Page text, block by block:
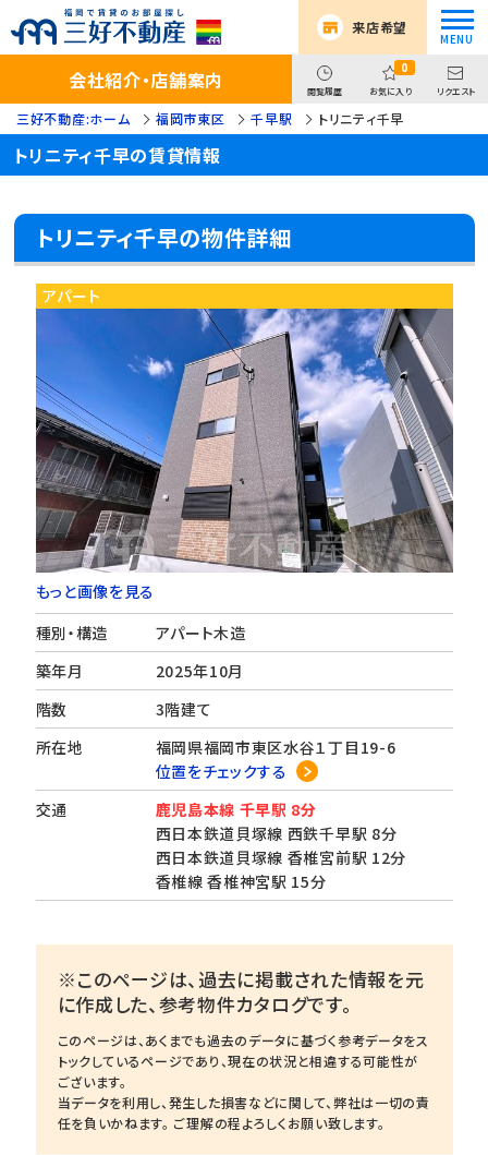
来店希望
会社紹介・店舗案内 閲覧履歴
0
お気に入り リクエスト
三好不動産:ホーム 福岡市東区 千早駅 トリニティ千早
トリニティ千早の賃貸情報
トリニティ千早の物件詳細
アパート
もっと画像を見る
種別・構造
アパート木造
築年月
2025年10月
階数
3階建て
所在地
福岡県福岡市東区水谷１丁目19-6
位置をチェックする
交通
鹿児島本線 千早駅 8分
西日本鉄道貝塚線 西鉄千早駅 8分
西日本鉄道貝塚線 香椎宮前駅 12分
香椎線 香椎神宮駅 15分
※このページは、過去に掲載された情報を元
に作成した、参考物件カタログです。
このページは、あくまでも過去のデータに基づく参考データをス
トックしているページであり、現在の状況と相違する可能性が
ございます。
当データを利用し、発生した損害などに関して、弊社は一切の責
任を負いかねます。 ご理解の程よろしくお願い致します。